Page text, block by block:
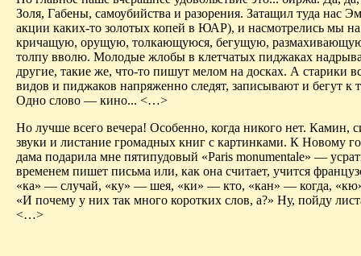
Золя, Габены, самоубийства и разорения. Затащил туда нас
акции каких-то золотых копей в ЮАР), и насмотрелись мы на
кричащую, орущую, толкающуюся, бегущую,
толпу вволю. Молодые жлобы в клетчатых пиджаках
другие, такие же, что-то пишут мелом на досках. А старики
видов и пиджаков напряженно следят, записывают и бегут к
Одно слово — кино... <…>
Но лучше всего вечера! Особенно, когда никого нет. Камин,
звуки и листание громадных книг с картинками. К Новому
дама подарила мне пятипудовый «Paris monumentale» —
временем пишет письма или, как она считает, учится
«ка» — случай, «ку» — шея, «ки» — кто, «кан» — когда,
«И почему у них так много коротких слов, а?» Ну, пойду
<…>